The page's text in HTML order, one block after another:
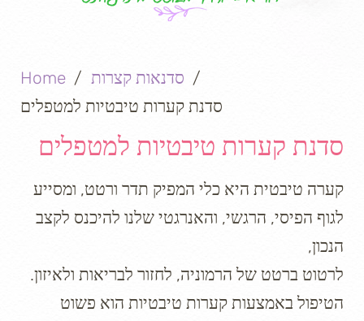
Home
סדנאות קצרות
סדנת קערות טיבטיות למטפלים
סדנת קערות טיבטיות למטפלים
קערה טיבטית היא כלי המפיק תדר ורטט, ומסייע
לגוף הפיסי, הרגשי, והאנרגטי שלנו להיכנס לקצב
הנכון,
לרטוט ברטט של הרמוניה, לחזור לבריאות ולאיזון.
הטיפול באמצעות קערות טיבטיות הוא פשוט